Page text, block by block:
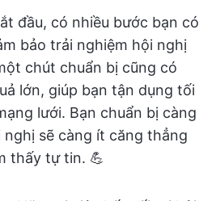
đầu, có nhiều bước bạn có
bảo trải nghiệm hội nghị
chút chuẩn bị cũng có
lớn, giúp bạn tận dụng tối
lưới. Bạn chuẩn bị càng
sẽ càng ít căng thẳng
thấy tự tin. 💪